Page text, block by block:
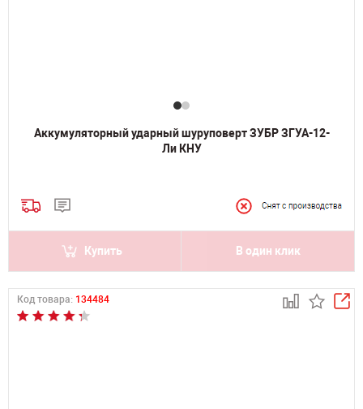
Аккумуляторный ударный шуруповерт ЗУБР ЗГУА-12-
Ли КНУ
Купить В один клик
Код товара: 134484